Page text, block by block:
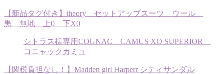
【新品タグ付き】theory セットアップスーツ ウール
黒 無地 上0 下X0
シトラス様専用COGNAC CAMUS XO SUPERIOR
コニャックカミュ
【関税負担なし！】Madden girl Harperr シティサンダル